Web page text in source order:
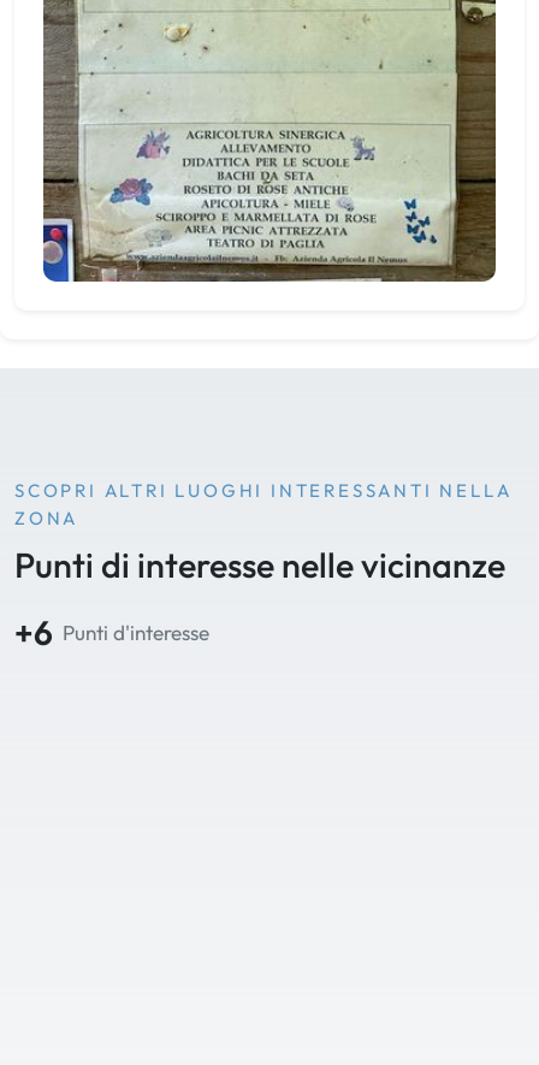
SCOPRI ALTRI LUOGHI INTERESSANTI NELLA
ZONA
Punti di interesse nelle vicinanze
+6 Punti d'interesse